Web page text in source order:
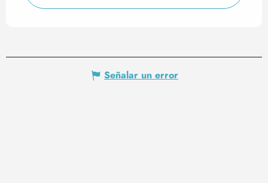
Señalar un error